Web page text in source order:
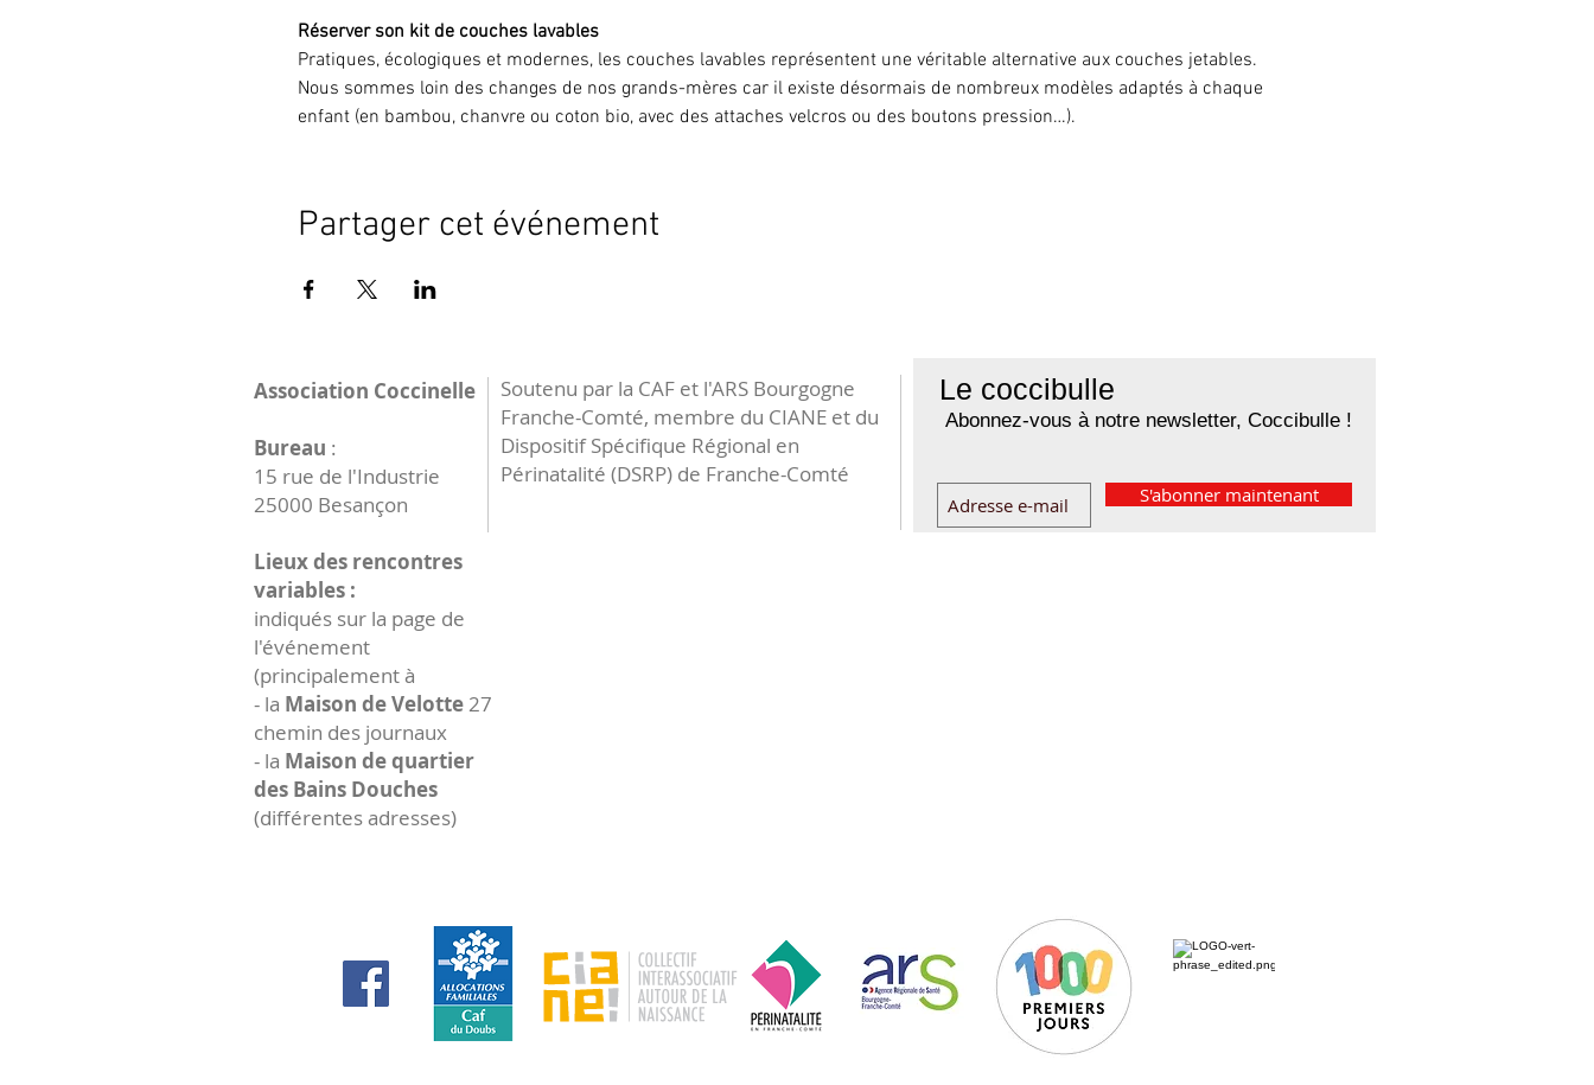
Réserver son kit de couches lavables
Pratiques, écologiques et modernes, les couches lavables représentent une véritable alternative aux couches jetables.
Nous sommes loin des changes de nos grands-mères car il existe désormais de nombreux modèles adaptés à chaque
enfant (en bambou, chanvre ou coton bio, avec des attaches velcros ou des boutons pression…).
Partager cet événement
Le coccibulle
Abonnez-vous à notre newsletter, Coccibulle !
S'abonner maintenant
Association Coccinelle
Bureau :
15 rue de l'Industrie
25000 Besançon
Lieux des rencontres
variables :
indiqués sur la page de
l'événement
(principalement à
- la Maison de Velotte27
chemin des journaux
- la Maison de quartier
des Bains Douches
(différentes adresses)
Soutenu par la CAF et l'ARS Bourgogne
Franche-Comté, membre du CIANE et du
Dispositif Spécifique Régional en
Périnatalité (DSRP) de Franche-Comté